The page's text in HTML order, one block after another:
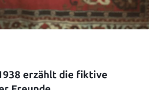
erzählt die fiktive